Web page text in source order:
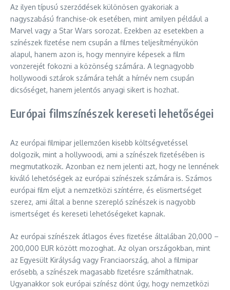
Az ilyen típusú szerződések különösen gyakoriak a
nagyszabású franchise-ok esetében, mint amilyen például a
Marvel vagy a Star Wars sorozat. Ezekben az esetekben a
színészek fizetése nem csupán a filmes teljesítményükön
alapul, hanem azon is, hogy mennyire képesek a film
vonzerejét fokozni a közönség számára. A legnagyobb
hollywoodi sztárok számára tehát a hírnév nem csupán
dicsőséget, hanem jelentős anyagi sikert is hozhat.
Európai filmszínészek kereseti lehetőségei
Az európai filmipar jellemzően kisebb költségvetéssel
dolgozik, mint a hollywoodi, ami a színészek fizetésében is
megmutatkozik. Azonban ez nem jelenti azt, hogy ne lennének
kiváló lehetőségek az európai színészek számára is. Számos
európai film eljut a nemzetközi színtérre, és elismertséget
szerez, ami által a benne szereplő színészek is nagyobb
ismertséget és kereseti lehetőségeket kapnak.
Az európai színészek átlagos éves fizetése általában 20,000 –
200,000 EUR között mozoghat. Az olyan országokban, mint
az Egyesült Királyság vagy Franciaország, ahol a filmipar
erősebb, a színészek magasabb fizetésre számíthatnak.
Ugyanakkor sok európai színész dönt úgy, hogy nemzetközi